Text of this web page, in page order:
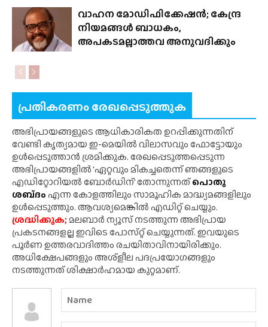
വാഹന മോഡിഫിക്കേഷൻ; കേന്ദ്ര
നിയമങ്ങൾ ബാധകം,
അപകടമല്ലാത്തവ അനുവദിക്കും
പ്രതികരണം രേഖപ്പെടുത്തുക
അഭിപ്രായങ്ങളുടെ ആധികാരികത ഉറപ്പിക്കുന്നതിന്
വേണ്ടി കൃത്യമായ ഇ-മെയിൽ വിലാസവും ഫോട്ടോയും
ഉൾപ്പെടുത്താൻ ശ്രമിക്കുക. രേഖപ്പെടുത്തപ്പെടുന്ന
അഭിപ്രായങ്ങളിൽ 'ഏറ്റവും മികച്ചതെന്ന് ഞങ്ങളുടെ
എഡിറ്റോറിയൽ ബോർഡിന്' തോന്നുന്നത്പൊതു
ശബ്‌ദംഎന്ന കോളത്തിലും സാമൂഹിക മാദ്ധ്യമങ്ങളിലും
ഉൾപ്പെടുത്തും. ആവശ്യമെങ്കിൽ എഡിറ്റ് ചെയ്യും.
ശ്രദ്ധിക്കുക;മലബാർ ന്യൂസ് നടത്തുന്ന അഭിപ്രായ
പ്രകടനങ്ങളല്ല ഇവിടെ പോസ്‌റ്റ് ചെയ്യുന്നത്. ഇവയുടെ
പൂർണ ഉത്തരവാദിത്തം രചയിതാവിനായിരിക്കും.
അധിക്ഷേപങ്ങളും അശ്‌ളീല പദപ്രയോഗങ്ങളും
നടത്തുന്നത് ശിക്ഷാർഹമായ കുറ്റമാണ്.